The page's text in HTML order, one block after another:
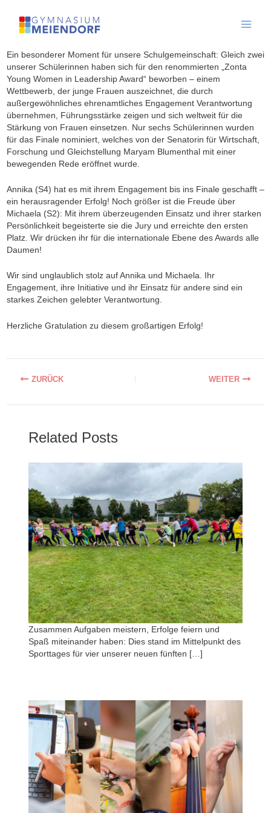
content
Ein besonderer Moment für unsere Schulgemeinschaft: Gleich zwei
unserer Schülerinnen haben sich für den renommierten „Zonta
Young Women in Leadership Award“ beworben – einem
Wettbewerb, der junge Frauen auszeichnet, die durch
außergewöhnliches ehrenamtliches Engagement Verantwortung
übernehmen, Führungsstärke zeigen und sich weltweit für die
Stärkung von Frauen einsetzen. Nur sechs Schülerinnen wurden
für das Finale nominiert, welches von der Senatorin für Wirtschaft,
Forschung und Gleichstellung Maryam Blumenthal mit einer
bewegenden Rede eröffnet wurde.
Annika (S4) hat es mit ihrem Engagement bis ins Finale geschafft –
ein herausragender Erfolg! Noch größer ist die Freude über
Michaela (S2): Mit ihrem überzeugenden Einsatz und ihrer starken
Persönlichkeit begeisterte sie die Jury und erreichte den ersten
Platz. Wir drücken ihr für die internationale Ebene des Awards alle
Daumen!
Wir sind unglaublich stolz auf Annika und Michaela. Ihr
Engagement, ihre Initiative und ihr Einsatz für andere sind ein
starkes Zeichen gelebter Verantwortung.
Herzliche Gratulation zu diesem großartigen Erfolg!
Related Posts
Zusammen Aufgaben meistern, Erfolge feiern und
Spaß miteinander haben: Dies stand im Mittelpunkt des
Sporttages für vier unserer neuen fünften […]